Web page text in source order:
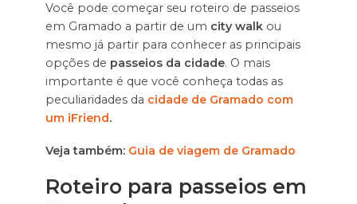
Você pode começar seu roteiro de passeios
em Gramado a partir de um city walkou
mesmo já partir para conhecer as principais
opções de passeios da cidade. O mais
importante é que você conheça todas as
peculiaridades da cidade de Gramado com
um iFriend.
Veja também: Guia de viagem de Gramado
Roteiro para passeios em